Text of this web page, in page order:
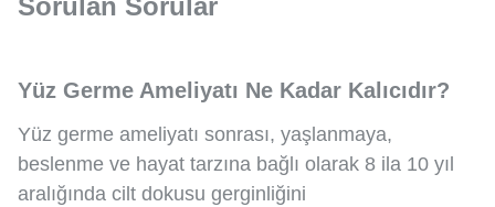
Yüz Germe Ameliyatı Ne Kadar Kalıcıdır?
Yüz germe ameliyatı sonrası, yaşlanmaya,
beslenme ve hayat tarzına bağlı olarak 8 ila 10 yıl
aralığında cilt dokusu gerginliğini